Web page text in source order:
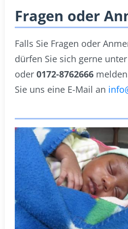
Fragen oder
Falls Sie Fragen oder
dürfen Sie sich gerne unter
oder 0172-8762666
Sie uns eine E-Mail an